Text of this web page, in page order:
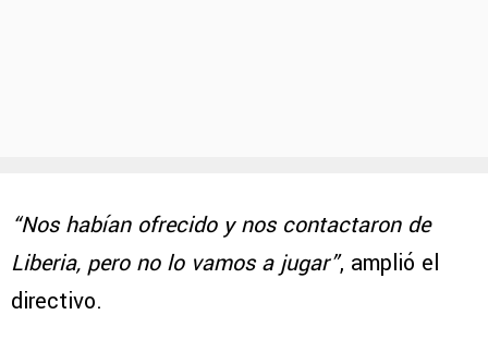
“Nos habían ofrecido y nos contactaron de
Liberia, pero no lo vamos a jugar”, amplió el
directivo.